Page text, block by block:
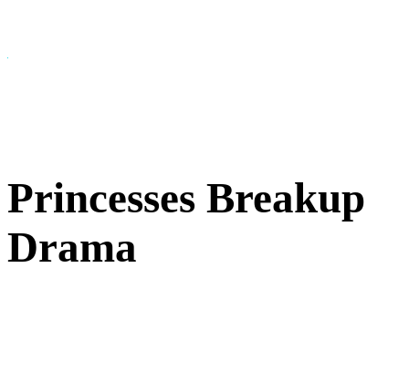
Princesses Breakup
Drama